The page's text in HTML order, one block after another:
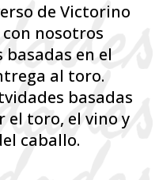
de Victorino
nosotros
en el
al toro.
basadas
el toro, el vino y
caballo.